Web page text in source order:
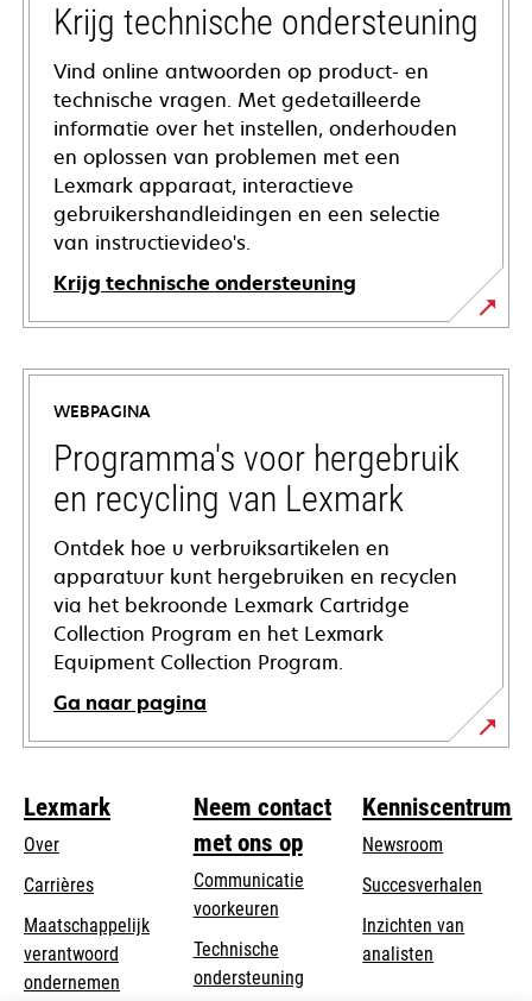
Krijg technische ondersteuning
Vind online antwoorden op product- en
technische vragen. Met gedetailleerde
informatie over het instellen, onderhouden
en oplossen van problemen met een
Lexmark apparaat, interactieve
gebruikershandleidingen en een selectie
van instructievideo's.
Krijg technische ondersteuning
opens
in
new
tab
WEBPAGINA
Programma's voor hergebruik
en recycling van Lexmark
Ontdek hoe u verbruiksartikelen en
apparatuur kunt hergebruiken en recyclen
via het bekroonde Lexmark Cartridge
Collection Program en het Lexmark
Equipment Collection Program.
Ga naar pagina
Lexmark
Over
Carrières
Maatschappelijk
verantwoord
ondernemen
Neem contact
met ons op
Communicatie
voorkeuren
Technische
ondersteuningopens
Kenniscentrum
Newsroom
Succesverhalen
Inzichten van
analisten